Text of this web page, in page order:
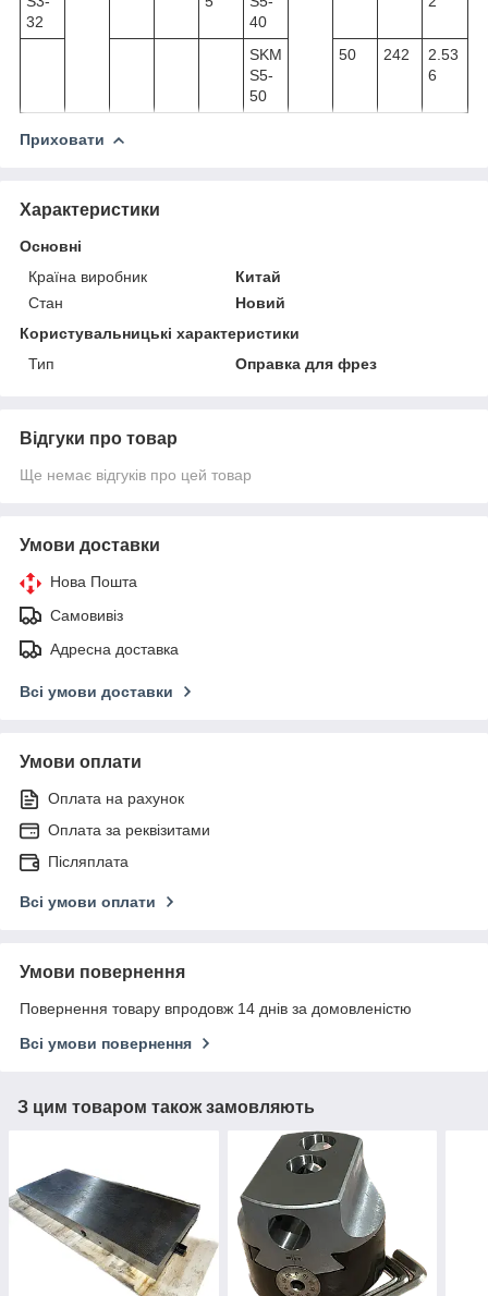
32
40
SKM
S5-
50
50 242
2.53
6
Приховати
Характеристики
Основні
Країна виробник
Китай
Стан
Новий
Користувальницькі характеристики
Тип
Оправка для фрез
Відгуки про товар
Ще немає відгуків про цей товар
Умови доставки
Нова Пошта
Самовивіз
Адресна доставка
Всі умови доставки
Умови оплати
Оплата на рахунок
Оплата за реквізитами
Післяплата
Всі умови оплати
Умови повернення
Повернення товару впродовж 14 днів за домовленістю
Всі умови повернення
З цим товаром також замовляють